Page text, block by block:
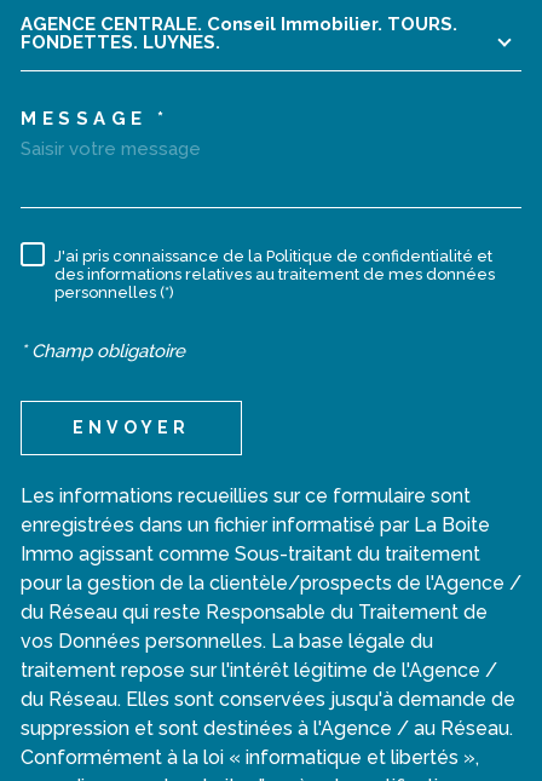
AGENCE CENTRALE. Conseil Immobilier. TOURS.
FONDETTES. LUYNES.
MESSAGE *
RÈGLEMENTATION
J'ai pris connaissance de la Politique de confidentialité et
des informations relatives au traitement de mes données
personnelles (*)
* Champ obligatoire
ENVOYER
Les informations recueillies sur ce formulaire sont
enregistrées dans un fichier informatisé par La Boite
Immo agissant comme Sous-traitant du traitement
pour la gestion de la clientèle/prospects de l'Agence /
du Réseau qui reste Responsable du Traitement de
vos Données personnelles. La base légale du
traitement repose sur l'intérêt légitime de l'Agence /
du Réseau. Elles sont conservées jusqu'à demande de
suppression et sont destinées à l'Agence / au Réseau.
Conformément à la loi « informatique et libertés »,